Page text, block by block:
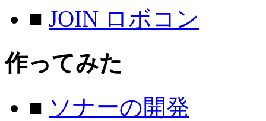
■ JOIN ロボコン
作ってみた
■ ソナーの開発